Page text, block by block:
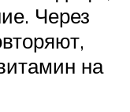
Через
на